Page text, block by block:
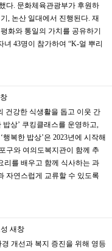
다. 문화체육관광부가 후원하
, 논산 일대에서 진행된다. 재
화와 통일의 가치를 공유하기
43명이 참가하여 “K-얼 뿌리
건강한 식생활을 돕고 이웃 간
상’ 쿠킹클래스를 운영하고,
복한 밥상’은 2023년에 시작해
구와 여의도복지관이 함께 추
리를 배우고 함께 식사하는 과
자연스럽게 교류할 수 있도록
새창
개선과 복지 증진을 위해 영등